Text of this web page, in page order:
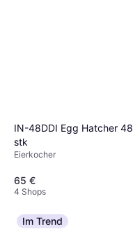
IN-48DDI Egg Hatcher 48
stk
Eierkocher
65 €
4 Shops
Im Trend